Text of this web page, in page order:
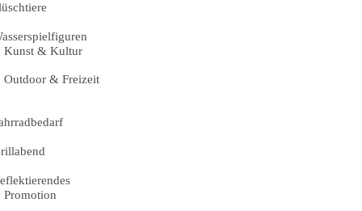
Kunst & Kultur
Outdoor & Freizeit
Promotion